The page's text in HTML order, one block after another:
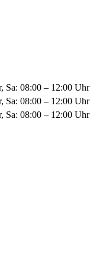
Sa: 08:00 – 12:00 Uhr
Sa: 08:00 – 12:00 Uhr
Sa: 08:00 – 12:00 Uhr